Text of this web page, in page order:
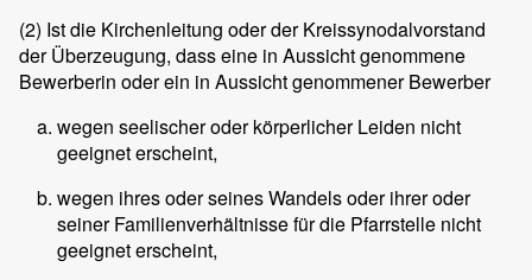
(2) Ist die Kirchenleitung oder der Kreissynodalvorstand
der Überzeugung, dass eine in Aussicht genommene
Bewerberin oder ein in Aussicht genommener Bewerber
wegen seelischer oder körperlicher Leiden nicht
geeignet erscheint,
wegen ihres oder seines Wandels oder ihrer oder
seiner Familienverhältnisse für die Pfarrstelle nicht
geeignet erscheint,